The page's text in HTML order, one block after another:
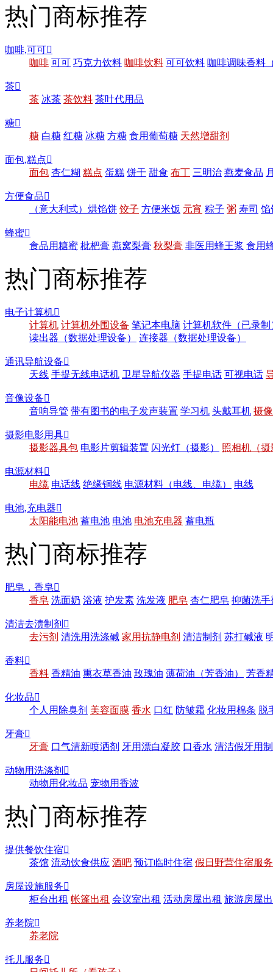
热门商标推荐
咖啡,可可
咖啡 可可 巧克力饮料 咖啡饮料 可可饮料 咖啡调味香料
茶
茶 冰茶 茶饮料 茶叶代用品
糖
糖 白糖 红糖 冰糖 方糖 食用葡萄糖 天然增甜剂
面包,糕点
面包 杏仁糊 糕点 蛋糕 饼干 甜食 布丁 三明治 燕麦食品
方便食品
（意大利式）烘馅饼 饺子 方便米饭 元宵 粽子 粥 寿司 馅
蜂蜜
食品用糖蜜 枇杷膏 燕窝梨膏 秋梨膏 非医用蜂王浆 食用
热门商标推荐
电子计算机
计算机 计算机外围设备 笔记本电脑 计算机软件（已录制
读出器（数据处理设备）
连接器（数据处理设备）
通讯导航设备
天线 手提无线电话机 卫星导航仪器 手提电话 可视电话
音像设备
音响导管 带有图书的电子发声装置 学习机 头戴耳机 摄
摄影电影用具
摄影器具包 电影片剪辑装置 闪光灯（摄影） 照相机（摄
电源材料
电缆 电话线 绝缘铜线 电源材料（电线、电缆） 电线
电池,充电器
太阳能电池 蓄电池 电池 电池充电器 蓄电瓶
热门商标推荐
肥皂，香皂
香皂 洗面奶 浴液 护发素 洗发液 肥皂 杏仁肥皂 抑菌洗手
清洁去渍制剂 
去污剂 清洗用洗涤碱 家用抗静电剂 清洁制剂 苏打碱液
香料
香料 香精油 熏衣草香油 玫瑰油 薄荷油（芳香油） 芳香
化妆品
个人用除臭剂 美容面膜 香水 口红 防皱霜 化妆用棉条 脱
牙膏
牙膏 口气清新喷洒剂 牙用漂白凝胶 口香水 清洁假牙用
动物用洗涤剂 
动物用化妆品 宠物用香波
热门商标推荐
提供餐饮住宿
茶馆 流动饮食供应 酒吧 预订临时住宿 假日野营住宿服务
房屋设施服务
柜台出租 帐篷出租 会议室出租 活动房屋出租 旅游房屋
养老院
养老院
托儿服务